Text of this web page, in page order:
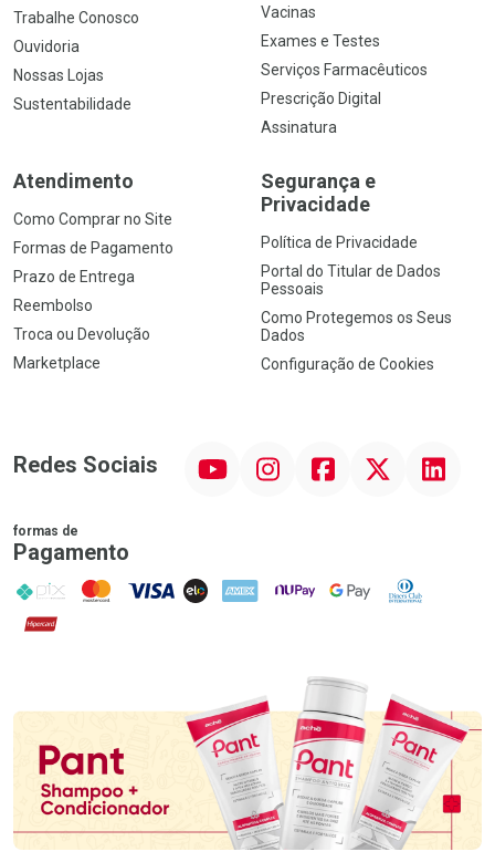
Trabalhe Conosco
Ouvidoria
Nossas Lojas
Sustentabilidade
Vacinas
Exames e Testes
Serviços Farmacêuticos
Prescrição Digital
Assinatura
Atendimento
Como Comprar no Site
Formas de Pagamento
Prazo de Entrega
Reembolso
Troca ou Devolução
Marketplace
Segurança e
Privacidade
Política de Privacidade
Portal do Titular de Dados
Pessoais
Como Protegemos os Seus
Dados
Configuração de Cookies
Redes Sociais InstagramFacebookTwitter Linkedin
formas de
Pagamento
PIX MasterCard
VISA ELO AMEX NuPay Google PayDiners Club
Hipercard
Promoção em Destaque